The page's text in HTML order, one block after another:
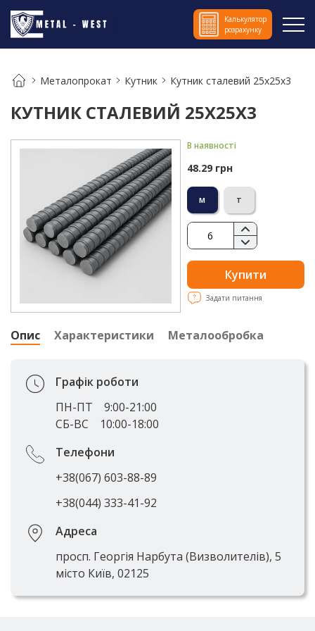
Калькулятор
розрахунку
Металопрокат Кутник Кутник сталевий 25х25х3
КУТНИК СТАЛЕВИЙ 25Х25Х3
В наявності
48.29 грн
м т
Купити
Задати питання
Опис Характеристики Металообробка
Графік роботи
ПН-ПТ
9:00-21:00
СБ-ВС
10:00-18:00
Телефони
+38(067) 603-88-89
+38(044) 333-41-92
Адреса
просп. Георгія Нарбута (Визволителів), 5
місто Київ, 02125